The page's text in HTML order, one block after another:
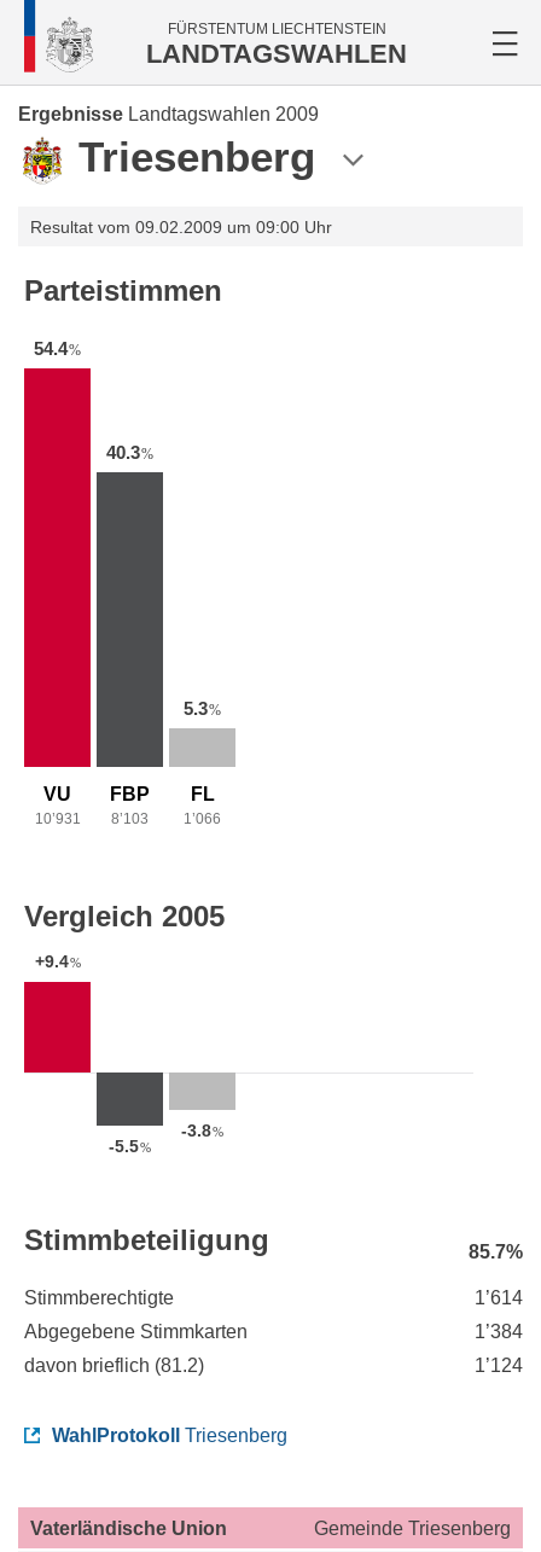
FÜRSTENTUM LIECHTENSTEIN
LANDTAGSWAHLEN
Ergebnisse Landtagswahlen 2009
Triesenberg
Resultat vom 09.02.2009 um 09:00 Uhr
Parteistimmen
54.4%
VU
10’931
40.3%
FBP
8’103
5.3%
FL
1’066
Vergleich 2005
+9.4%
-5.5%
-3.8%
Stimmbeteiligung 85.7%
Stimmberechtigte
1’614
Abgegebene Stimmkarten
1’384
davon brieflich (81.2) 1’124
WahlProtokoll Triesenberg
Vaterländische Union Gemeinde Triesenberg